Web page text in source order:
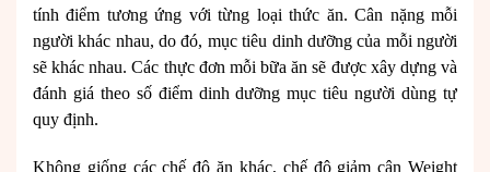
tính điểm tương ứng với từng loại thức ăn. Cân nặng mỗi
người khác nhau, do đó, mục tiêu dinh dưỡng của mỗi người
sẽ khác nhau. Các thực đơn mỗi bữa ăn sẽ được xây dựng và
đánh giá theo số điểm dinh dưỡng mục tiêu người dùng tự
quy định.
Không giống các chế độ ăn khác, chế độ giảm cân Weight